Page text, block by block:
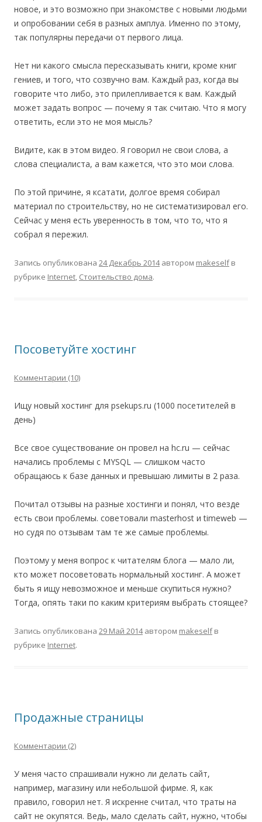
новое, и это возможно при знакомстве с новыми людьми
и опробовании себя в разных амплуа. Именно по этому,
так популярны передачи от первого лица.
Нет ни какого смысла пересказывать книги, кроме книг
гениев, и того, что созвучно вам. Каждый раз, когда вы
говорите что либо, это прилепливается к вам. Каждый
может задать вопрос — почему я так считаю. Что я могу
ответить, если это не моя мысль?
Видите, как в этом видео. Я говорил не свои слова, а
слова специалиста, а вам кажется, что это мои слова.
По этой причине, я ксатати, долгое время собирал
материал по строительству, но не систематизировал его.
Сейчас у меня есть уверенность в том, что то, что я
собрал я пережил.
Запись опубликована 24 Декабрь 2014автором makeselfв
рубрике Internet, Стоительство дома.
Посоветуйте хостинг
Комментарии (10)
Ищу новый хостинг для psekups.ru (1000 посетителей в
день)
Все свое существование он провел на hc.ru — сейчас
начались проблемы с MYSQL — слишком часто
обращаюсь к базе данных и превышаю лимиты в 2 раза.
Почитал отзывы на разные хостинги и понял, что везде
есть свои проблемы. советовали masterhost и timeweb —
но судя по отзывам там те же самые проблемы.
Поэтому у меня вопрос к читателям блога — мало ли,
кто может посоветовать нормальный хостинг. А может
быть я ищу невозможное и меньше скупиться нужно?
Тогда, опять таки по каким критериям выбрать стоящее?
Запись опубликована 29 Май 2014автором makeselfв
рубрике Internet.
Продажные страницы
Комментарии (2)
У меня часто спрашивали нужно ли делать сайт,
например, магазину или небольшой фирме. Я, как
правило, говорил нет. Я искренне считал, что траты на
сайт не окупятся. Ведь, мало сделать сайт, нужно, чтобы